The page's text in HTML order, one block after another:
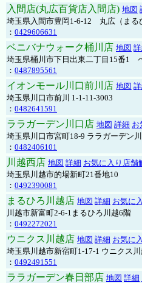
入間店(丸広百貨店入間店) 地図
埼玉県入間市豊岡1-6-12 丸広（まる
： 0429606631
ベニバナウォーク桶川店 地図
埼玉県桶川市下日出東二丁目15番1
： 0487895561
イオンモール川口前川店 地図
埼玉県川口市前川 1-1-11-3003
： 0482641591
ララガーデン川口店 地図 詳細 お
埼玉県川口市宮町18-9 ララガーデン
： 0482406101
川越西店 地図 詳細 お気に入り店舗
埼玉県川越市的場新町21番地10
： 0492390081
まるひろ川越店 地図 詳細 お気に
川越市新富町2-6-1まるひろ川越6階
： 0492272021
ウニクス川越店 地図 詳細 お気に
埼玉県川越市新宿町1-17-1 ウニクス川
： 0492491551
ララガーデン春日部店 地図 詳細